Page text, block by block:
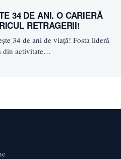
34 DE ANI. O CARIERĂ
RETRAGERII!
34 de ani de viață! Fosta lideră
din activitate…